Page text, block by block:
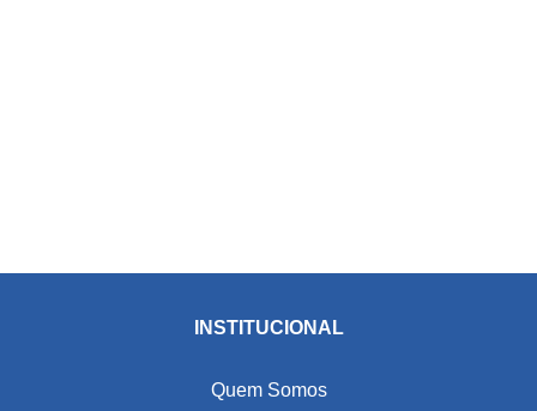
INSTITUCIONAL
Quem Somos